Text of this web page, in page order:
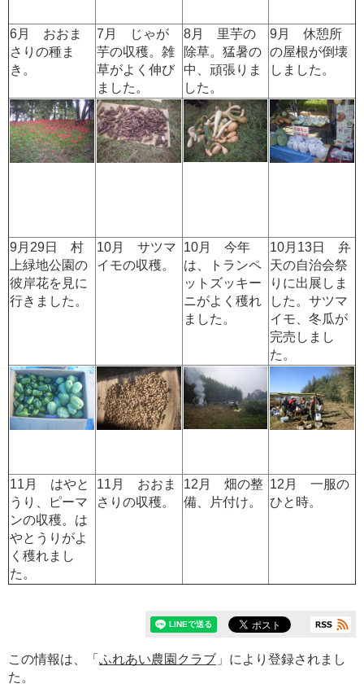
6月 おおま
さりの種ま
き。
7月 じゃが
芋の収穫。雑
草がよく伸び
ました。
8月 里芋の
除草。猛暑の
中、頑張りま
した。
9月 休憩所
の屋根が倒壊
しました。
9月29日 村
上緑地公園の
彼岸花を見に
行きました。
10月 サツマ
イモの収穫。
10月 今年
は、トランペ
ットズッキー
ニがよく穫れ
ました。
10月13日 弁
天の自治会祭
りに出展しま
した。サツマ
イモ、冬瓜が
完売しまし
た。
11月 はやと
うり、ピーマ
ンの収穫。は
やとうりがよ
く穫れまし
た。
11月 おおま
さりの収穫。
12月 畑の整
備、片付け。
12月 一服の
ひと時。
この情報は、「 ふれあい農園クラブ 」により登録されまし
た。